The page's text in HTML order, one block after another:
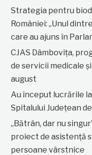
Strategia pentru
României: „Unul
care au ajuns în
CJAS Dâmbovița,
de servicii medicale
august
Au început lucrările
Spitalului Județean
„Bătrân, dar nu
proiect de asistență
persoane vârstnice